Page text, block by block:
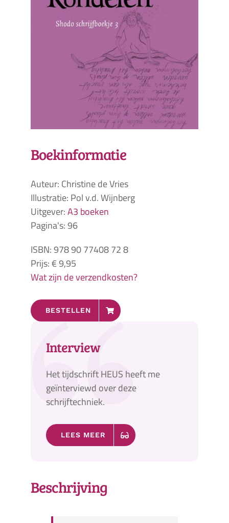
Boekinformatie
Auteur: Christine de Vries
Illustratie: Pol v.d. Wijnberg
Uitgever:A3 boeken
Pagina's: 96
ISBN: 978 90 77408 72 8
Prijs: € 9,95
Wat zijn de verzendkosten?
BESTELLEN
Interview
Het tijdschrift HEUS heeft me
geïnterviewd over deze
schrijftechniek.
LEES MEER
Beschrijving